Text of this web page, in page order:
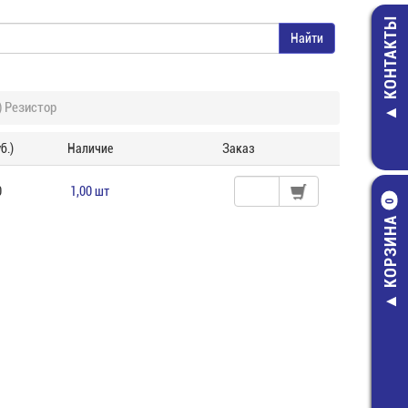
КОНТАКТЫ
КОРЗИНА
0
Наличие Заказ
1,00 шт